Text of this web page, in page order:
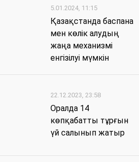
5.01.2024, 11:15
Қазақстанда баспана
мен көлік алудың
жаңа механизмі
енгізілуі мүмкін
22.12.2023, 23:58
Оралда 14
көпқабатты тұрғын
үй салынып жатыр